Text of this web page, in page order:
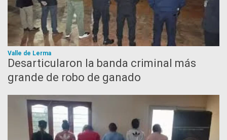
Valle de Lerma
Desarticularon la banda criminal más
grande de robo de ganado